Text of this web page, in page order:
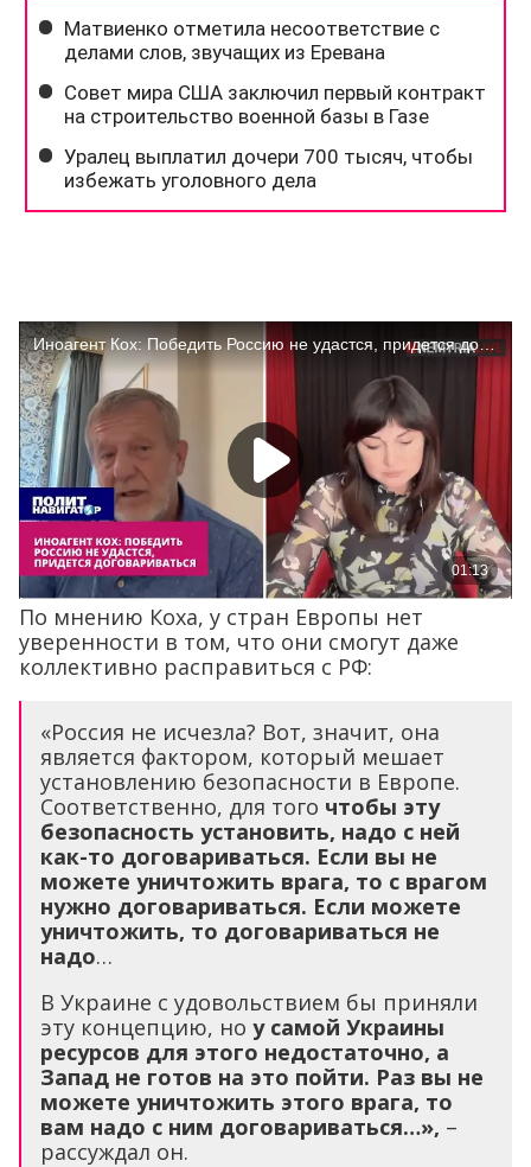
По мнению Коха, у стран Европы нет
уверенности в том, что они смогут даже
коллективно расправиться с РФ:
«Россия не исчезла? Вот, значит, она
является фактором, который мешает
установлению безопасности в Европе.
Соответственно, для того чтобы эту
безопасность установить, надо с ней
как-то договариваться. Если вы не
можете уничтожить врага, то с врагом
нужно договариваться. Если можете
уничтожить, то договариваться не
надо…
В Украине с удовольствием бы приняли
эту концепцию, но у самой Украины
ресурсов для этого недостаточно, а
Запад не готов на это пойти. Раз вы не
можете уничтожить этого врага, то
вам надо с ним договариваться…», –
рассуждал он.